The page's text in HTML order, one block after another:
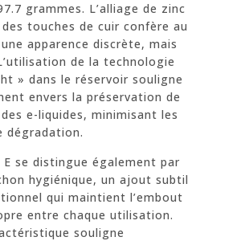
grammes. L’alliage de zinc
touches de cuir confère au
apparence discrète, mais
de la technologie
» dans le réservoir souligne
envers la préservation de
e-liquides, minimisant les
dégradation.
E se distingue également par
hygiénique, un ajout subtil
qui maintient l’embout
entre chaque utilisation.
souligne